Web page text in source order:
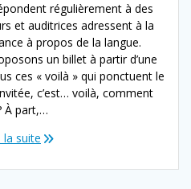
régulièrement à des
et auditrices adressent à la
à propos de la langue.
un billet à partir d’une
ces « voilà » qui ponctuent le
c’est… voilà, comment
À part,…
la suite